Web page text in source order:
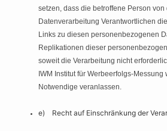
setzen, dass die betroffene Person
Datenverarbeitung Verantwortlichen
Links zu diesen personenbezogenen
Replikationen dieser
soweit die Verarbeitung nicht
IWM Institut für Werbeerfolgs-
Notwendige veranlassen.
e) Recht auf Einschränkung der